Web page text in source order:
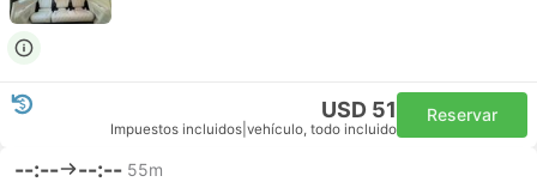
USD 51
Impuestos incluidos vehículo, todo incluido
Reservar
--:-- --:-- 55m